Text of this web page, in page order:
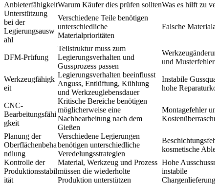
AnbieterfähigkeitWarum Käufer dies prüfen solltenWas es hilft zu
Unterstützung
bei der
Legierungsausw
ahl
Verschiedene Teile benötigen
unterschiedliche
Materialprioritäten
Falsche
DFM-Prüfung
Teilstruktur muss zum
Legierungsverhalten und
Gussprozess passen
und Musterfehler
Werkzeugfähigk
eit
Legierungsverhalten beeinflusst
Anguss, Entlüftung, Kühlung
und Werkzeuglebensdauer
Instabile
hohe
CNC-
Bearbeitungsfähi
gkeit
Kritische Bereiche benötigen
möglicherweise eine
Nachbearbeitung nach dem
Gießen
Montagefehler
Planung der
Oberflächenbeha
ndlung
Verschiedene Legierungen
benötigen unterschiedliche
Veredelungsstrategien
kosmetische
Kontrolle der
Produktionsstabil
ität
Material, Werkzeug und Prozess
müssen die wiederholte
Produktion unterstützen
Hohe
instabile
Chargenlieferung